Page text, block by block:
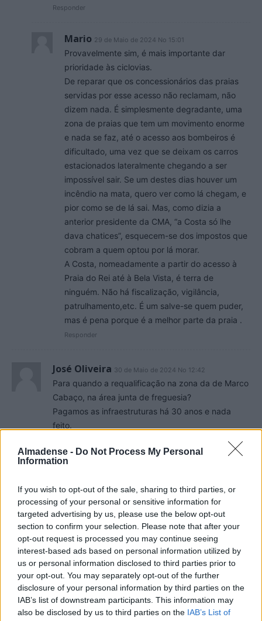
Almadense - Do Not Process My Personal
Information
If you wish to opt-out of the sale, sharing to third parties, or
processing of your personal or sensitive information for
targeted advertising by us, please use the below opt-out
section to confirm your selection. Please note that after your
opt-out request is processed you may continue seeing
interest-based ads based on personal information utilized by
us or personal information disclosed to third parties prior to
your opt-out. You may separately opt-out of the further
disclosure of your personal information by third parties on the
IAB’s list of downstream participants. This information may
also be disclosed by us to third parties on the IAB’s List of
Responder
Mario 29 de Maio de 2024 No 15:01
Provavelmente sim, é mais importante dar
prioridade às ciclovias.
De reparar que os concessionários das praias
servidas por esse acesso não reclamam, não
dizem nada. É simplesmente degradante, uma
zona de praias que tem um movimento enorme
e nada se faz, até o acesso aos bombeiros é
dificultado, uma vez que se deixam os carros
estacionados lateralmente chegando a ser
impossível sair. Se um destes dias houver um
incêndio na mata, quero ver como lá chegam, e
pior como se de lá sai. Mas, como dizia a
anterior presidente da CMA, “a Costa só lhe
dava chatices”, esquecem-se dos impostos que
cobram a quem optou por lá morar.
A Costa, nomeadamente a partir do acesso à
Praia do Rei até à Bela Vista, é terra de
ninguém. Não há fiscalização, vigilância,
patrulhamento,etc. É um salve-se quem puder,
mas é pena porque é a melhor parte da praia .
Responder
José Oliveira 30 de Maio de 2024 No 12:42
Para quando a requalificação na zona da de Marco
Cabaço, na área junta de freguesia?
Pagamos as infraestruturas há 30 anos e nada
feito.
Na praia da saúde, no bar junto ao antigo terminal
do comboio (fonte da Telha) agora há discoteca ao
vivo com alto som até de madrugada, não
permitindo que as pessoas descansem durante a
noite, o estacionamento é caótico, simplesmente
uma vergonha.
Responder
Carlos Gonçalves 9 de Junho de 2024 No 14:32